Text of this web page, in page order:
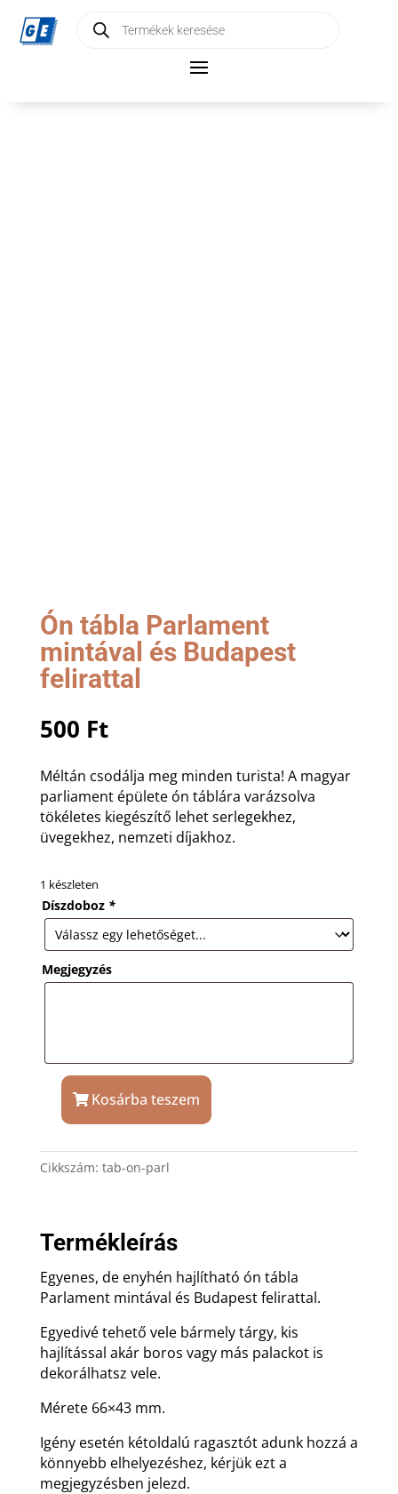
search
Ón tábla Parlament
mintával és Budapest
felirattal
500 Ft
Méltán csodálja meg minden turista! A magyar
parliament épülete ón táblára varázsolva
tökéletes kiegészítő lehet serlegekhez,
üvegekhez, nemzeti díjakhoz.
1 készleten
Díszdoboz *
Megjegyzés
tábla
Parlament
mintával
felirattal
mennyiség
Kosárba teszem
Cikkszám: tab-on-parl
Termékleírás
Egyenes, de enyhén hajlítható ón tábla
Parlament mintával és Budapest felirattal.
Egyedivé tehető vele bármely tárgy, kis
hajlítással akár boros vagy más palackot is
dekorálhatsz vele.
Mérete 66×43 mm.
Igény esetén kétoldalú ragasztót adunk hozzá a
könnyebb elhelyezéshez, kérjük ezt a
megjegyzésben jelezd.